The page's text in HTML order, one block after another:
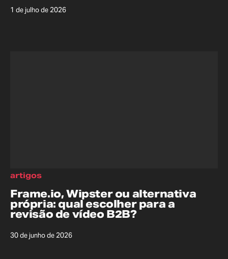
1 de julho de 2026
Frame.io, Wipster ou alternativa
própria: qual escolher para a
revisão de vídeo B2B?
30 de junho de 2026
artigos